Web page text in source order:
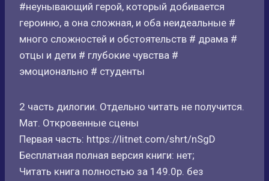
#неунывающий герой, который добивается
героиню, а она сложная, и оба неидеальные #
много сложностей и обстоятельств # драма #
отцы и дети # глубокие чувства #
эмоционально # студенты
2 часть дилогии. Отдельно читать не получится.
Мат. Откровенные сцены
Первая часть: https://litnet.com/shrt/nSgD
Бесплатная полная версия книги: нет;
Читать книга полностью за 149.0р. без